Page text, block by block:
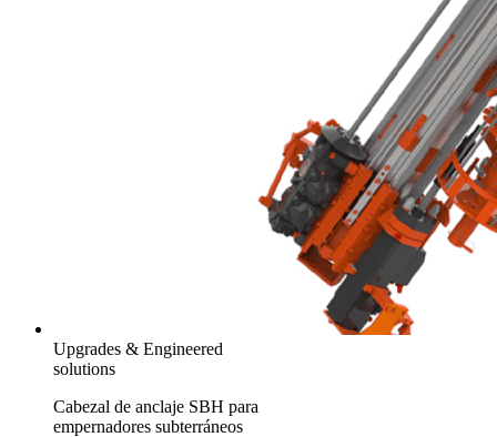
Upgrades & Engineered
solutions
Cabezal de anclaje SBH para
empernadores subterráneos